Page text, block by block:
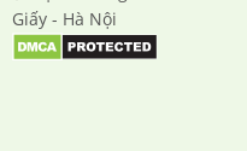
Giấy - Hà Nội